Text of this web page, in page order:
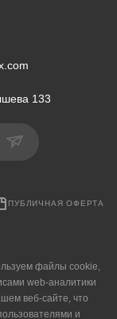
133
ПУБЛИЧНАЯ ОФЕРТА
файлы cookie,
web-аналитики
веб-сайте, что
и